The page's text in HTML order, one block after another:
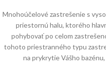
Mnohoúčelové zastrešenie s
priestornú halu, ktorého
pohybovať po celom
tohoto priestranného typu
na prykrytie Vášho